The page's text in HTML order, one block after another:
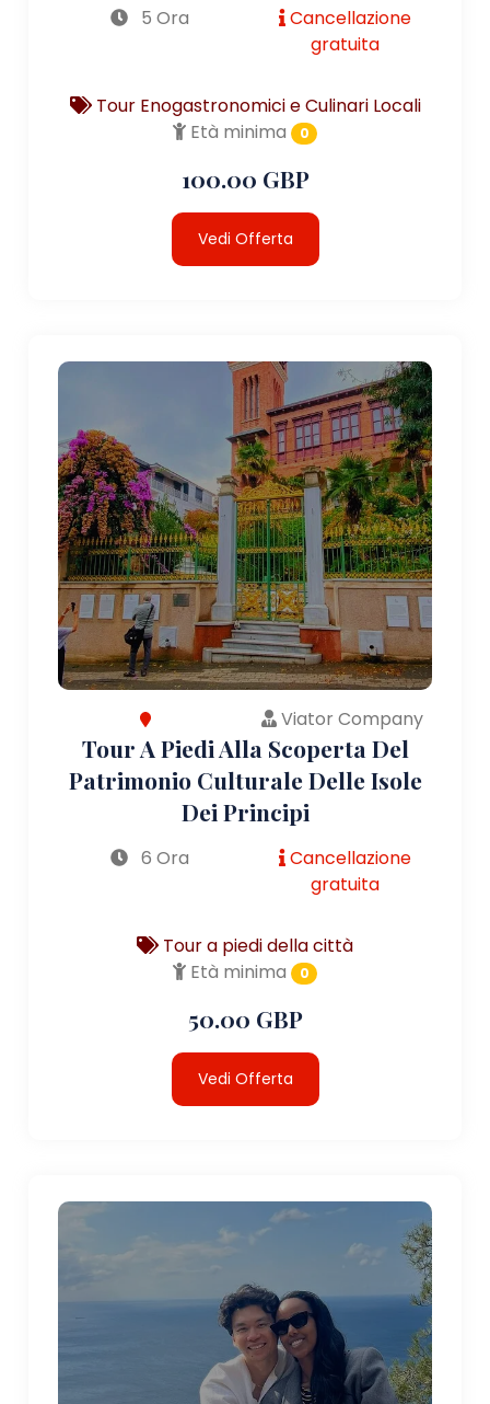
5 Ora
Cancellazione
gratuita
Tour Enogastronomici e Culinari Locali
Età minima
0
100.00 GBP
Vedi Offerta
Viator Company
Tour A Piedi Alla Scoperta Del
Patrimonio Culturale Delle Isole
Dei Principi
6 Ora
Cancellazione
gratuita
Tour a piedi della città
Età minima
0
50.00 GBP
Vedi Offerta